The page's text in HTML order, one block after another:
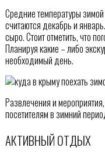
Средние температуры
считаются декабрь и
сыро. Стоит отметить, что
Планируя какие – либо
необходимый день.
Развлечения и
посетителям в зимний
АКТИВНЫЙ ОТДЫХ